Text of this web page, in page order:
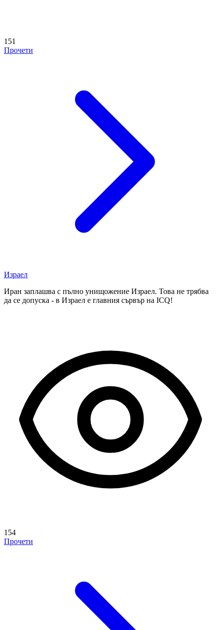
151
Прочети
Израел
Иран заплашва с пълно унищожение Израел. Това не трябва
да се допуска - в Израел е главния сървър на ICQ!
154
Прочети